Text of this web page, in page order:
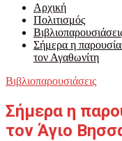
Αρχική
Πολιτισμός
Σήμερα η
τον Αγαθωνίτη
Βιβλιοπαρουσιάσεις
Σήμερα η
τον Άγιο